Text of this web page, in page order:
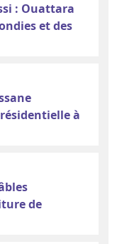
: Ouattara
et des
à
de